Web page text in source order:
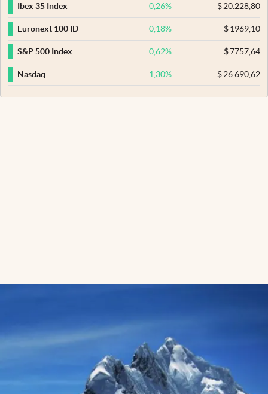
Ibex 35 Index 0,26% $20.228,80
Euronext 100 ID 0,18% $1969,10
S&P 500 Index 0,62% $7757,64
Nasdaq 1,30% $26.690,62